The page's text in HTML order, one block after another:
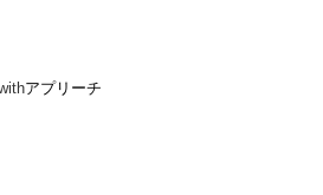
アプリーチ